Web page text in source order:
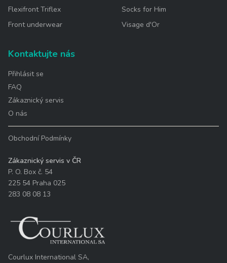
Flexifront Triflex
Front underwear
Socks for Him
Visage d'Or
Kontaktujte nás
Přihlásit se
FAQ
Zákaznický servis
O nás
Obchodní Podmínky
Zákaznický servis v ČR
P. O. Box č. 54
225 54 Praha 025
283 08 08 13
Courlux International SA,